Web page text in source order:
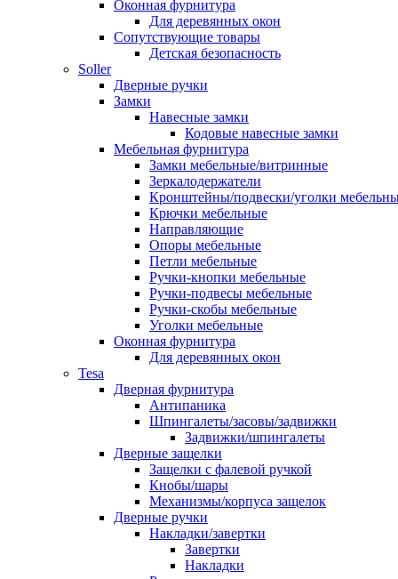
Оконная фурнитура
Для деревянных окон
Сопутствующие товары
Детская безопасность
Soller
Дверные ручки
Замки
Навесные замки
Кодовые навесные замки
Мебельная фурнитура
Замки мебельные/витринные
Зеркалодержатели
Кронштейны/подвески/уголки
Крючки мебельные
Направляющие
Опоры мебельные
Петли мебельные
Ручки-кнопки мебельные
Ручки-подвесы мебельные
Ручки-скобы мебельные
Уголки мебельные
Оконная фурнитура
Для деревянных окон
Tesa
Дверная фурнитура
Антипаника
Шпингалеты/засовы/задвижки
Задвижки/шпингалеты
Дверные защелки
Защелки с фалевой ручкой
Кнобы/шары
Механизмы/корпуса защелок
Дверные ручки
Накладки/завертки
Завертки
Накладки